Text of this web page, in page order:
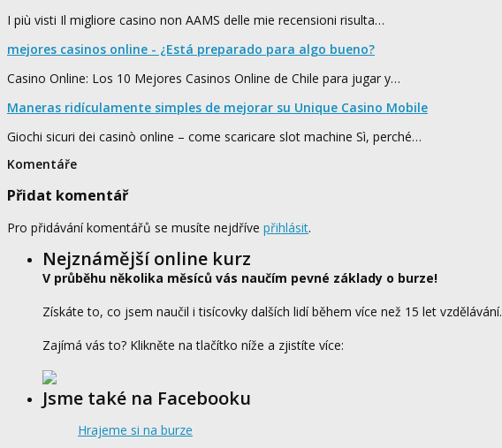
I più visti Il migliore casino non AAMS delle mie recensioni risulta…
mejores casinos online - ¿Está preparado para algo bueno?
Casino Online: Los 10 Mejores Casinos Online de Chile para jugar y…
Maneras ridículamente simples de mejorar su Unique Casino Mobile
Giochi sicuri dei casinò online – come scaricare slot machine Sì, perché…
Komentáře
Přidat komentář
Pro přidávání komentářů se musíte nejdříve přihlásit.
Nejznámější online kurz
V průběhu několika měsíců vás naučím pevné základy o burze!
Získáte to, co jsem naučil i tisícovky dalších lidí během více než 15 let vzdělávání.
Zajímá vás to? Klikněte na tlačítko níže a zjistíte více:
Jsme také na Facebooku
Hrajeme si na burze